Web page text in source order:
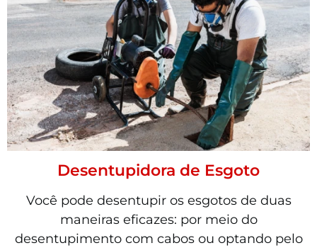
Desentupidora de Esgoto
Você pode desentupir os esgotos de duas
maneiras eficazes: por meio do
desentupimento com cabos ou optando pelo